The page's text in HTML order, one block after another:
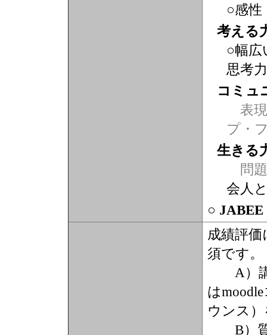
○感性
考える
○幅広
思考力
コミュ
表現
プ・
生きる
問題
会人
○
成績評
須です。
A）講
は
ウンス
B）質